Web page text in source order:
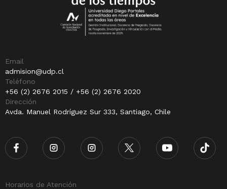
Email
admision@udp.cl
Teléfono
+56 (2) 2676 2015 / +56 (2) 2676 2020
Dirección
Avda. Manuel Rodríguez Sur 333, Santiago, Chile
Horarios de Atención